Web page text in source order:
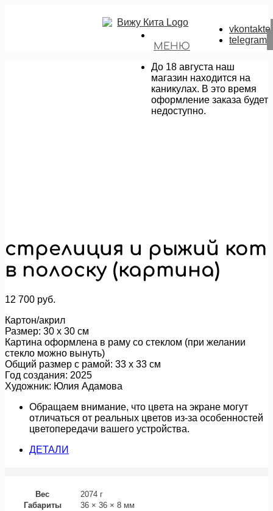
vkontakte
telegram
МЕНЮ
До 18 августа наш
магазин находится на
каникулах. В это время
оформление заказа будет
недоступно.
стрелиция и рыжий кот
в полоску (картина)
12 700 руб.
Картон/акрил
Размер: 30 х 30 см
Картина оформлена в раму со стеклом (при желании
стекло можно вынуть)
Общий размер с рамой: 33 х 33 см
Год создания: 2025
Художник: Юлия Адамова
Обращаем внимание, что цвета на экране могут
отличаться от реальных цветов из-за особенностей
цветопередачи вашего устройства.
ДЕТАЛИ
Вес
2074 г
Габариты
36 × 36 × 8 мм